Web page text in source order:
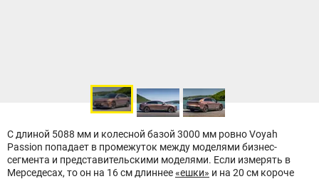
С длиной 5088 мм и колесной базой 3000 мм ровно Voyah
Passion попадает в промежуток между моделями бизнес-
сегмента и представительскими моделями. Если измерять в
Мерседесах, то он на 16 см длиннее«ешки» и на 20 см короче